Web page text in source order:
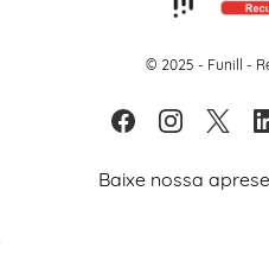
© 2025 - Funill -
Baixe nossa